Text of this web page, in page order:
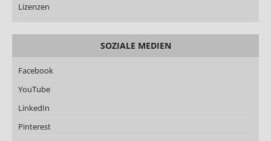
Lizenzen
SOZIALE MEDIEN
Facebook
YouTube
LinkedIn
Pinterest